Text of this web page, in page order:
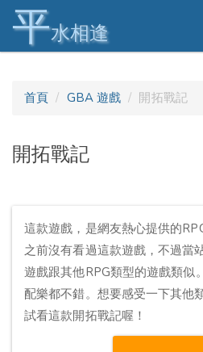
平水相逢
首頁 GBA 遊戲 開拓戰記
開拓戰記
這款遊戲，是網友熱心提供的
之前沒有看過這款遊戲，不過當
遊戲跟其他RPG類型的遊戲類似
配樂都不錯。想要感受一下其他
試看這款開拓戰記喔！